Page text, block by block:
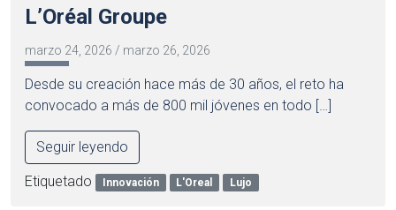
L’Oréal Groupe
marzo 24, 2026 / marzo 26, 2026
Desde su creación hace más de 30 años, el reto ha
convocado a más de 800 mil jóvenes en todo […]
Seguir leyendo
Etiquetado Innovación L'Oreal Lujo